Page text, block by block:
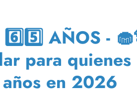
AÑOS -
para quienes
en 2026